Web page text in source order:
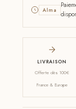
Alma
LIVRAISON
Offerte dès 100€
France & Europe